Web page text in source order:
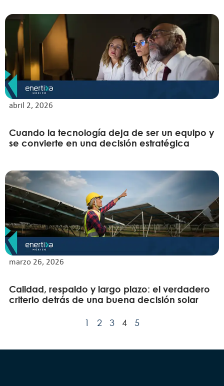
abril 2, 2026
Cuando la tecnología deja de ser un equipo y
se convierte en una decisión estratégica
marzo 26, 2026
Calidad, respaldo y largo plazo: el verdadero
criterio detrás de una buena decisión solar
1 2 3 4 5